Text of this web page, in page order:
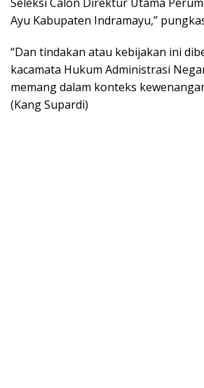
Ayu Kabupaten Indramayu,”
“Dan tindakan atau kebijakan ini
kacamata Hukum Administrasi
memang dalam konteks
(Kang Supardi)